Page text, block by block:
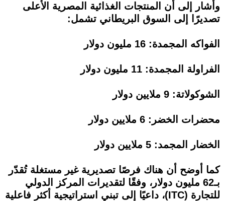
وأشار إلى أن المنتجات الغذائية المصرية الأعلى
تصديرًا إلى السوق البريطاني تشمل:
الفواكه المجمدة: 16 مليون دولار
الفراولة المجمدة: 11 مليون دولار
الشوكولاتة: 9 ملايين دولار
محضرات الخضر: 6 ملايين دولار
الخضار المجمد: 5 ملايين دولار
كما أوضح أن هناك فرصًا تصديرية غير مستغلة تُقدّر
بـ62 مليون دولار، وفقًا لتقديرات المركز الدولي
للتجارة (ITC)، داعيًا إلى تبني استراتيجية أكثر فاعلية